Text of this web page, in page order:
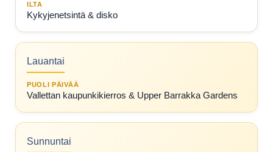
ILTA
Kykyjenetsintä & disko
Lauantai
PUOLI PÄIVÄÄ
Vallettan kaupunkikierros & Upper Barrakka Gardens
Sunnuntai